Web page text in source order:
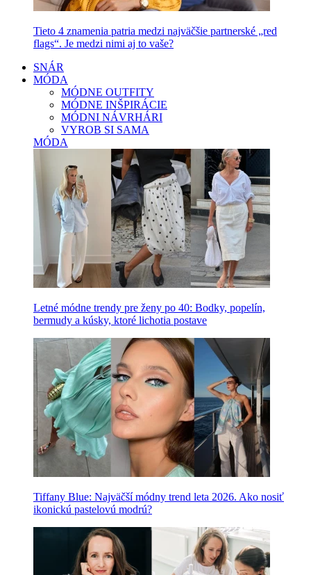
Tieto 4 znamenia patria medzi najväčšie partnerské „red
flags“. Je medzi nimi aj to vaše?
SNÁR
MÓDA
MÓDNE OUTFITY
MÓDNE INŠPIRÁCIE
MÓDNI NÁVRHÁRI
VYROB SI SAMA
MÓDA
Letné módne trendy pre ženy po 40: Bodky, popelín,
bermudy a kúsky, ktoré lichotia postave
Tiffany Blue: Najväčší módny trend leta 2026. Ako nosiť
ikonickú pastelovú modrú?